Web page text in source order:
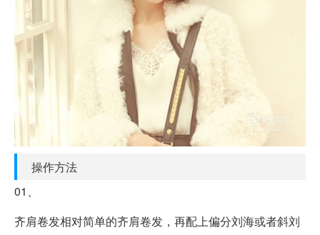
操作方法
01、
齐肩卷发相对简单的齐肩卷发，再配上偏分刘海或者斜刘